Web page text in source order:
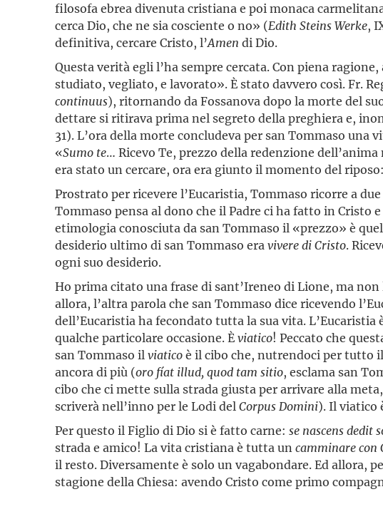
filosofa ebrea divenuta cristiana e poi monaca
cerca Dio, che ne sia cosciente o no» (Edith Steins Werke,
definitiva, cercare Cristo, l’Amen di Dio.
Questa verità egli l’ha sempre cercata. Con piena
studiato, vegliato, e lavorato». È stato davvero così. Fr.
continuus), ritornando da Fossanova dopo la morte del
dettare si ritirava prima nel segreto della preghiera e,
31). L’ora della morte concludeva per san Tommaso
«Sumo te… Ricevo Te, prezzo della redenzione
era stato un cercare, ora era giunto il momento del riposo:
Prostrato per ricevere l’Eucaristia, Tommaso ricorre a
Tommaso pensa al dono che il Padre ci ha fatto in Cristo
etimologia conosciuta da san Tommaso il «prezzo» è
desiderio ultimo di san Tommaso era vivere di Cristo.
ogni suo desiderio.
Ho prima citato una frase di sant’Ireneo di Lione, ma
allora, l’altra parola che san Tommaso dice ricevendo
dell’Eucaristia ha fecondato tutta la sua vita.
qualche particolare occasione. Èviatico! Peccato che
san Tommaso il viaticoè il cibo che, nutrendoci per tutto
ancora di più (oro fíat illud, quod tam sitio, esclama san
cibo che ci mette sulla strada giusta per arrivare alla
scriverà nell’inno per le Lodi del Corpus Domini). Il viatico
Per questo il Figlio di Dio si è fatto carne: se nascens dedit
strada e amico! La vita cristiana è tutta un camminare con
il resto. Diversamente è solo un vagabondare. Ed allora,
stagione della Chiesa: avendo Cristo come primo